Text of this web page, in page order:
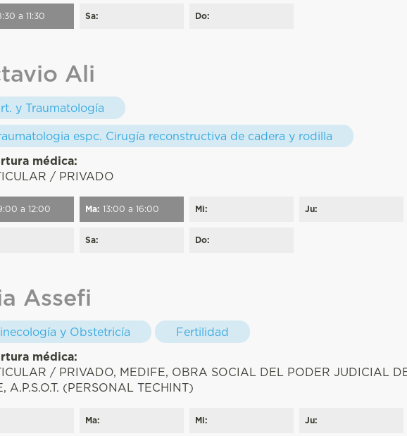
a 11:30 Sa: Do:
Ali
y Traumatología
espc. Cirugía reconstructiva de cadera y rodilla
médica:
/ PRIVADO
a 12:00 Ma: 13:00 a 16:00 Mi: Ju:
Sa: Do:
Assefi
y Obstetricía
Fertilidad
médica:
/ PRIVADO, MEDIFE, OBRA SOCIAL DEL PODER JUDICIAL
A.P.S.O.T. (PERSONAL TECHINT)
Ma: Mi: Ju: